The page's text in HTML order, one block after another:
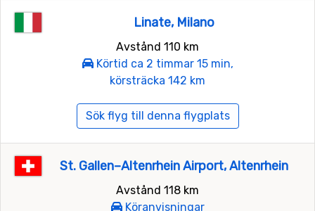
Linate, Milano
Avstånd 110 km
Körtid ca 2 timmar 15 min,
körsträcka 142 km
Sök flyg till denna flygplats
St. Gallen–Altenrhein Airport, Altenrhein
Avstånd 118 km
Köranvisningar